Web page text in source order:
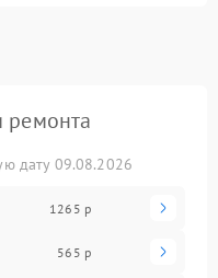
ремонта
дату 09.08.2026
1265 р
565 р